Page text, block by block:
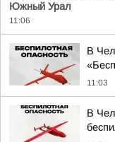
Южный Урал
11:06
В
11:03
В